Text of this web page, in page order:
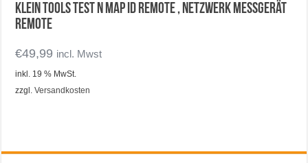
Klein Tools Test n Map ID Remote , Netzwerk Messgerät
Remote
€49,99 incl. Mwst
inkl. 19 % MwSt.
zzgl.Versandkosten